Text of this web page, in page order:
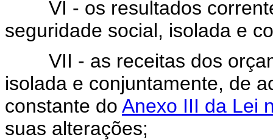
VI - os resultados
seguridade social, isolada e
VII - as receitas dos
isolada e conjuntamente, de
constante do Anexo III da Lei
suas alterações;